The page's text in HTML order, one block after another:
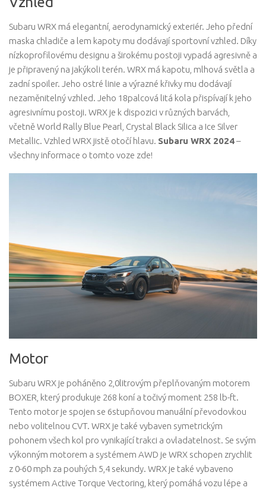
Subaru WRX má elegantní, aerodynamický exteriér. Jeho přední
maska ​​chladiče a lem kapoty mu dodávají sportovní vzhled. Díky
nízkoprofilovému designu a širokému postoji vypadá agresivně a
je připravený na jakýkoli terén. WRX má kapotu, mlhová světla a
zadní spoiler. Jeho ostré linie a výrazné křivky mu dodávají
nezaměnitelný vzhled. Jeho 18palcová litá kola přispívají k jeho
agresivnímu postoji. WRX je k dispozici v různých barvách,
včetně World Rally Blue Pearl, Crystal Black Silica a Ice Silver
Metallic. Vzhled WRX jistě otočí hlavu. Subaru WRX 2024–
všechny informace o tomto voze zde!
Motor
Subaru WRX je poháněno 2,0litrovým přeplňovaným motorem
BOXER, který produkuje 268 koní a točivý moment 258 lb-ft.
Tento motor je spojen se 6stupňovou manuální převodovkou
nebo volitelnou CVT. WRX je také vybaven symetrickým
pohonem všech kol pro vynikající trakci a ovladatelnost. Se svým
výkonným motorem a systémem AWD je WRX schopen zrychlit
z 0-60 mph za pouhých 5,4 sekundy. WRX je také vybaveno
systémem Active Torque Vectoring, který pomáhá vozu lépe a